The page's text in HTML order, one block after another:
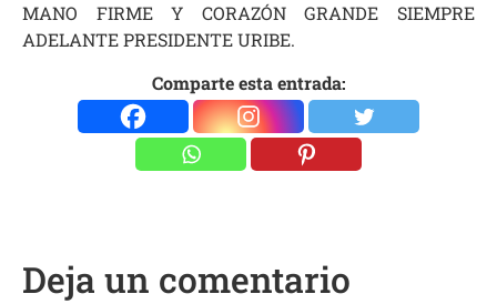
MANO FIRME Y CORAZÓN GRANDE SIEMPRE
ADELANTE PRESIDENTE URIBE.
Comparte esta entrada:
Deja un comentario